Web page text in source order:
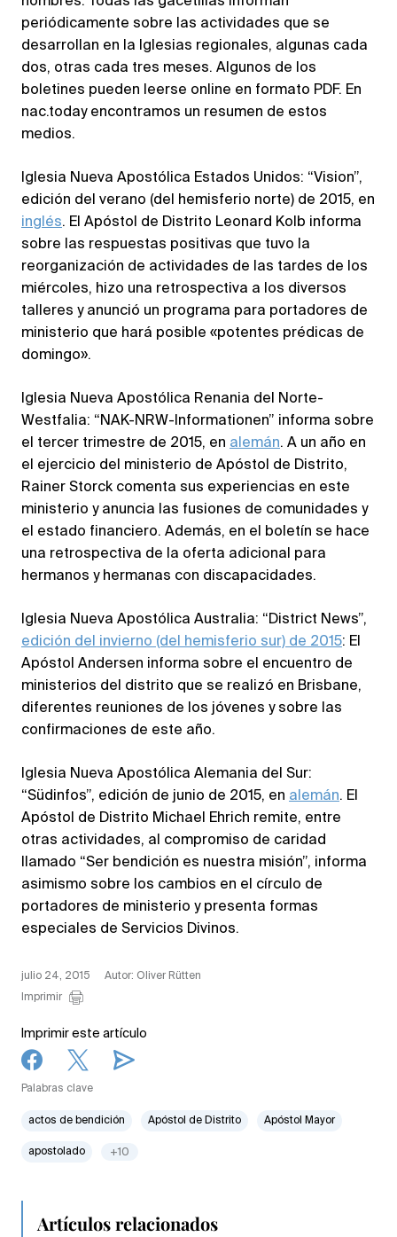
periódicamente sobre las actividades que se
desarrollan en la Iglesias regionales, algunas cada
dos, otras cada tres meses. Algunos de los
boletines pueden leerse online en formato PDF. En
nac.today encontramos un resumen de estos
medios.
Iglesia Nueva Apostólica Estados Unidos: “Vision”,
edición del verano (del hemisferio norte) de 2015, en
inglés. El Apóstol de Distrito Leonard Kolb informa
sobre las respuestas positivas que tuvo la
reorganización de actividades de las tardes de los
miércoles, hizo una retrospectiva a los diversos
talleres y anunció un programa para portadores de
ministerio que hará posible «potentes prédicas de
domingo».
Iglesia Nueva Apostólica Renania del Norte-
Westfalia: “NAK-NRW-Informationen” informa sobre
el tercer trimestre de 2015, en alemán. A un año en
el ejercicio del ministerio de Apóstol de Distrito,
Rainer Storck comenta sus experiencias en este
ministerio y anuncia las fusiones de comunidades y
el estado financiero. Además, en el boletín se hace
una retrospectiva de la oferta adicional para
hermanos y hermanas con discapacidades.
Iglesia Nueva Apostólica Australia: “District News”,
edición del invierno (del hemisferio sur) de 2015: El
Apóstol Andersen informa sobre el encuentro de
ministerios del distrito que se realizó en Brisbane,
diferentes reuniones de los jóvenes y sobre las
confirmaciones de este año.
Iglesia Nueva Apostólica Alemania del Sur:
“Südinfos”, edición de junio de 2015, en alemán. El
Apóstol de Distrito Michael Ehrich remite, entre
otras actividades, al compromiso de caridad
llamado “Ser bendición es nuestra misión”, informa
asimismo sobre los cambios en el círculo de
portadores de ministerio y presenta formas
especiales de Servicios Divinos.
julio 24, 2015
Autor: Oliver Rütten
Imprimir
Imprimir este artículo
Palabras clave
actos de bendición Apóstol de Distrito Apóstol Mayor
apostolado +10
Artículos relacionados